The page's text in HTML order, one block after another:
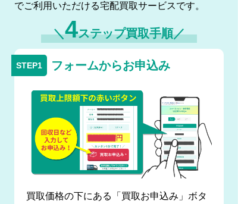
でご利用いただける宅配買取サービスです。
＼4ステップ買取手順／
フォームからお申込み
買取価格の下にある「買取お申込み」ボタ